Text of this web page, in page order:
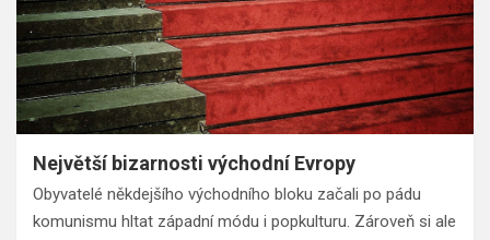
Největší bizarnosti východní Evropy
Obyvatelé někdejšího východního bloku začali po pádu
komunismu hltat západní módu i popkulturu. Zároveň si ale